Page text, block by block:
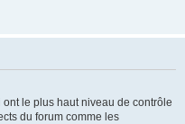
le plus haut niveau de contrôle
du forum comme les